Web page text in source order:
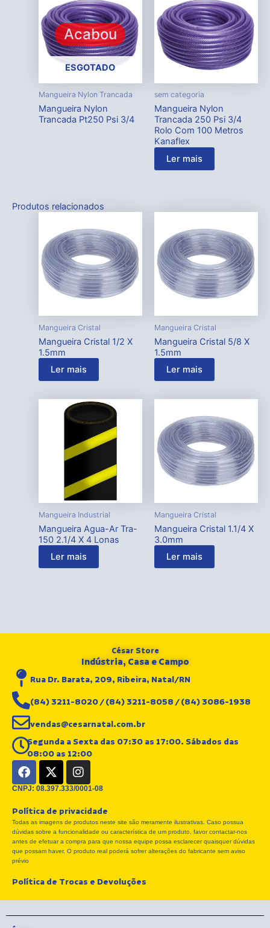
Acabou
ESGOTADO
Mangueira Nylon Trancada
Mangueira Nylon
Trancada Pt250 Psi 3/4
sem categoria
Mangueira Nylon
Trancada 250 Psi 3/4
Rolo Com 100 Metros
Kanaflex
Ler mais
Produtos relacionados
Mangueira Cristal
Mangueira Cristal 1/2 X
1.5mm
Ler mais
Mangueira Cristal
Mangueira Cristal 5/8 X
1.5mm
Ler mais
Mangueira Industrial
Mangueira Agua-Ar Tra-
150 2.1/4 X 4 Lonas
Ler mais
Mangueira Cristal
Mangueira Cristal 1.1/4 X
3.0mm
Ler mais
César Store
Indústria, Casa e Campo
Rua Dr. Barata, 209, Ribeira, Natal/RN
(84) 3211-8020 / (84) 3211-8058 / (84) 3086-1938
vendas@cesarnatal.com.br
Segunda a Sexta das 07:30 as 17:00. Sábados das
08:00 as 12:00
F
a
c
b
o
o
k
X
-
t
i
t
t
e
I
n
s
a
g
r
a
CNPJ: 08.397.333/0001-08
Política de privacidade
Todas as imagens de produtos neste site são meramente ilustrativas. Caso possua
dúvidas sobre a funcionalidade ou característica de um produto, favor contactar-nos
antes de efetuar a compra para que nossa equipe possa esclarecer quaisquer dúvidas
que possam haver. O produto real poderá sofrer alterações do fabricante sem aviso
prévio
Política de Trocas e Devoluções